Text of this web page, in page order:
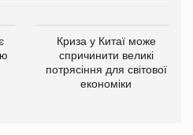
Криза у Китаї може
спричинити великі
потрясіння для світової
економіки